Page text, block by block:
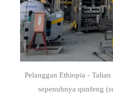
Pelanggan Ethiopia -
sepenuhnya qunfeng